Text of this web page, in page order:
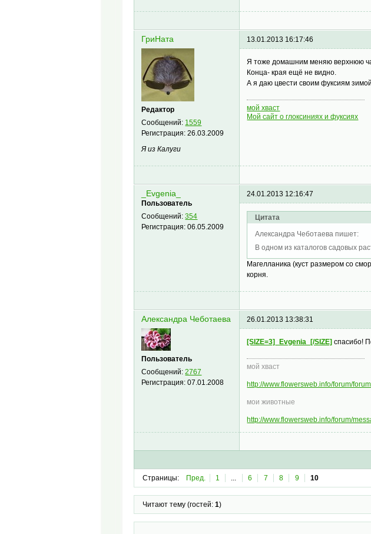
ГриНата
Редактор
Сообщений: 1559
Регистрация:26.03.2009
Я из Калуги
13.01.2013 16:17:46
Я тоже домашним меняю верхнюю
Конца- края ещё не видно.
А я даю цвести своим фуксиям
мой хваст
Мой сайт о глоксиниях и фуксиях
_Evgenia_
Пользователь
Сообщений:354
Регистрация:06.05.2009
24.01.2013 12:16:47
Цитата
Александра Чеботаева пишет:
В одном из каталогов садовых
Магелланика (куст размером со
корня.
Александра Чеботаева
Пользователь
Сообщений:2767
Регистрация:07.01.2008
26.01.2013 13:38:31
[SIZE=3]_Evgenia_[/SIZE] спасибо!
мой хваст
http://www.flowersweb.info/forum/
мои животные
http://www.flowersweb.info/forum/
Страницы: Пред. 1 ... 6 7 8 9 10
Читают тему (гостей: 1)